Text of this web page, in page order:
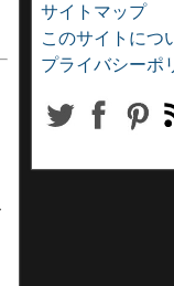
サイトマップ
このサイトにつ
プライバシーポ